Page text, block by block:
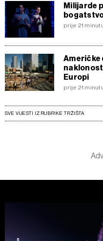
Milijarde
prije 21
Američke
Europi
prije 21
SVE VIJESTI IZ RUBRIKE TRŽIŠTA